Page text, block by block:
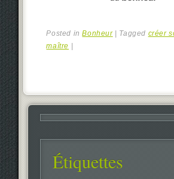
Posted inBonheur | Tagged créer
maître |
Étiquettes